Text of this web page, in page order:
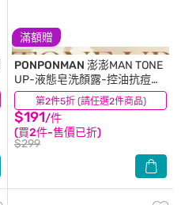
滿額贈
第2件5折 (請任選2件商品)
PONPONMAN 澎澎MAN TONE
UP-液態皂洗顏露-控油抗痘
150g
$191/件
(買2件-售價已折)
$299
(0)